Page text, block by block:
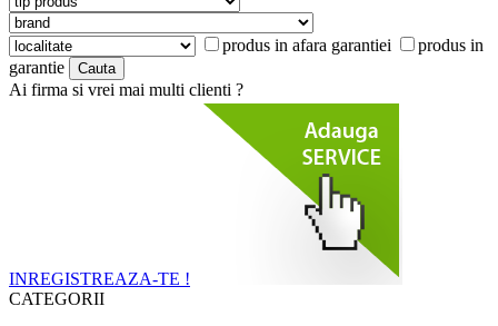
produs in afara garantiei
produs in
garantie
Ai firma si vrei mai multi clienti ?
INREGISTREAZA-TE !
CATEGORII